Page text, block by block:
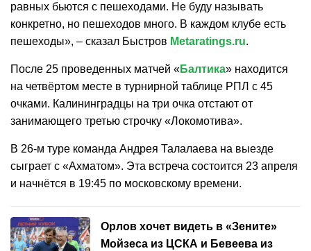
равных бьются с пешеходами. Не буду называть
конкретно, но пешеходов много. В каждом клубе есть
пешеходы», – сказал Быстров Metaratings.ru.
После 25 проведенных матчей «Балтика» находится
на четвёртом месте в турнирной таблице РПЛ с 45
очками. Калининградцы на три очка отстают от
занимающего третью строчку «Локомотива».
В 26-м туре команда Андрея Талалаева на выезде
сыграет с «Ахматом». Эта встреча состоится 23 апреля
и начнётся в 19:45 по московскому времени.
Орлов хочет видеть в «Зените»
Мойзеса из ЦСКА и Бевеева из